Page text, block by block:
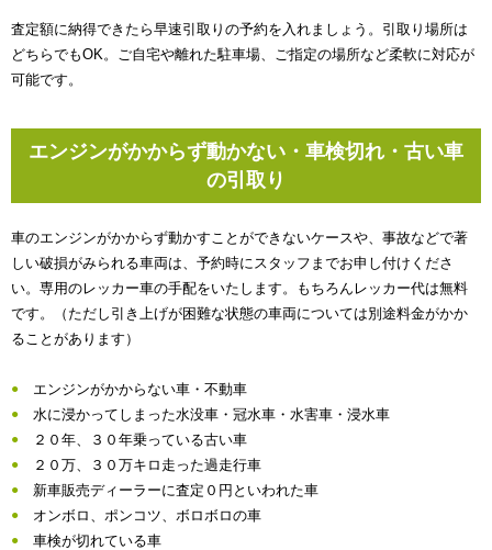
査定額に納得できたら早速引取りの予約を入れましょう。引取り場所は
どちらでもOK。ご自宅や離れた駐車場、ご指定の場所など柔軟に対応が
可能です。
エンジンがかからず動かない・車検切れ・古い車
の引取り
車のエンジンがかからず動かすことができないケースや、事故などで著
しい破損がみられる車両は、予約時にスタッフまでお申し付けくださ
い。専用のレッカー車の手配をいたします。もちろんレッカー代は無料
です。（ただし引き上げが困難な状態の車両については別途料金がかか
ることがあります）
エンジンがかからない車・不動車
水に浸かってしまった水没車・冠水車・水害車・浸水車
２０年、３０年乗っている古い車
２０万、３０万キロ走った過走行車
新車販売ディーラーに査定０円といわれた車
オンボロ、ポンコツ、ボロボロの車
車検が切れている車